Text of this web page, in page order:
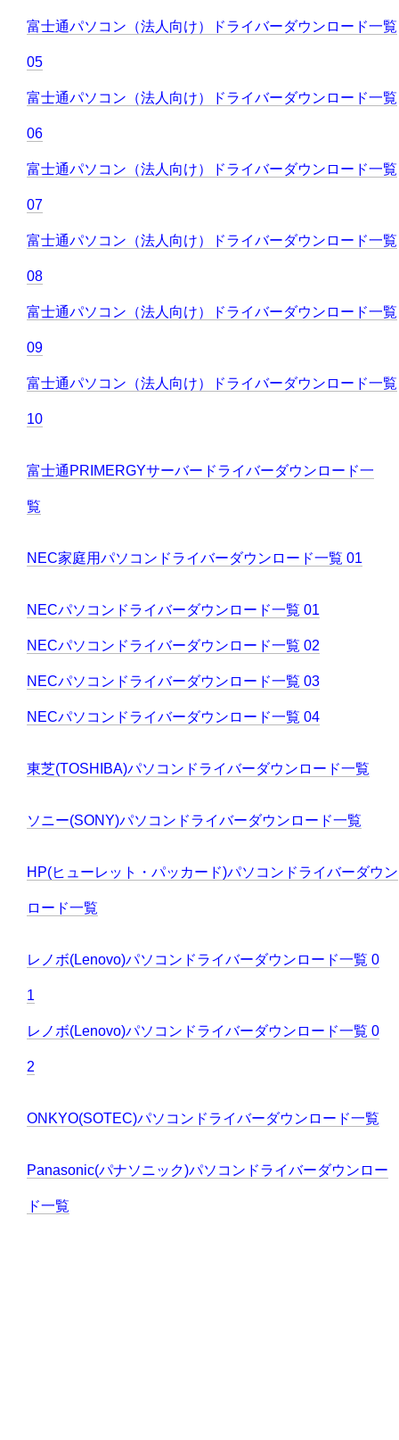
富士通パソコン（法人向け）ドライバーダウンロード一覧
05
富士通パソコン（法人向け）ドライバーダウンロード一覧
06
富士通パソコン（法人向け）ドライバーダウンロード一覧
07
富士通パソコン（法人向け）ドライバーダウンロード一覧
08
富士通パソコン（法人向け）ドライバーダウンロード一覧
09
富士通パソコン（法人向け）ドライバーダウンロード一覧
10
富士通PRIMERGYサーバードライバーダウンロード一
覧
NEC家庭用パソコンドライバーダウンロード一覧 01
NECパソコンドライバーダウンロード一覧 01
NECパソコンドライバーダウンロード一覧 02
NECパソコンドライバーダウンロード一覧 03
NECパソコンドライバーダウンロード一覧 04
東芝(TOSHIBA)パソコンドライバーダウンロード一覧
ソニー(SONY)パソコンドライバーダウンロード一覧
HP(ヒューレット・パッカード)パソコンドライバーダウン
ロード一覧
レノボ(Lenovo)パソコンドライバーダウンロード一覧 0
1
レノボ(Lenovo)パソコンドライバーダウンロード一覧 0
2
ONKYO(SOTEC)パソコンドライバーダウンロード一覧
Panasonic(パナソニック)パソコンドライバーダウンロー
ド一覧